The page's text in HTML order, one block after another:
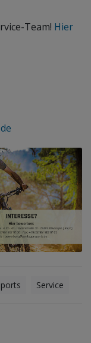
Team! Hier
Service